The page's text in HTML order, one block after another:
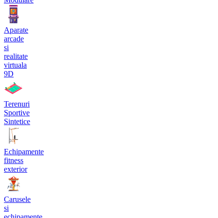
Aparate
arcade
si
realitate
virtuala
9D
Terenuri
Sportive
Sintetice
Echipamente
fitness
exterior
Carusele
si